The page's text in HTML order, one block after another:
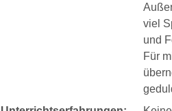
viel
und
Für